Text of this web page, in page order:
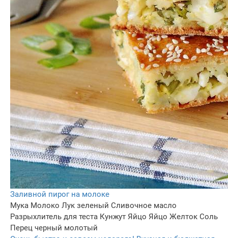
Заливной пирог на молоке
Мука Молоко Лук зеленый Сливочное масло
Разрыхлитель для теста Кунжут Яйцо Яйцо Желток Соль
Перец черный молотый